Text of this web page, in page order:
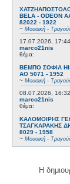
BELA - ODEON
82022 - 1922
~ Μουσική -
17.07.2026, 17:44
marco21nis
θέμα:
ΒΕΜΠΟ ΣΟΦΙΑ
AO 5071 - 1952
~ Μουσική -
08.07.2026, 16:32
marco21nis
θέμα:
ΚΑΛΟΜΟΙΡΗΣ
ΤΣΑΓΚΑΡΑΚΗΣ
8029 - 1958
~ Μουσική -
Η